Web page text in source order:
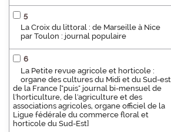
5
La Croix du littoral : de Marseille à Nice
par Toulon : journal populaire
6
La Petite revue agricole et horticole :
organe des cultures du Midi et du Sud-est
de la France ["puis" journal bi-mensuel de
l'horticulture, de l'agriculture et des
associations agricoles, organe officiel de la
Ligue fédérale du commerce floral et
horticole du Sud-Est]